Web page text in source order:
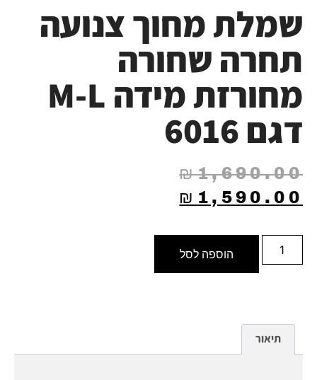
שמלת מחוך צנועה
תחרה שחורה
מחורזת מידה M-L
דגם 6016
₪1,690.00
₪ 1,590.00
הוספה לסל
תיאור